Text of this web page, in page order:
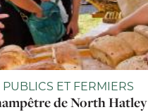
ET FERMIERS
de North Hatley